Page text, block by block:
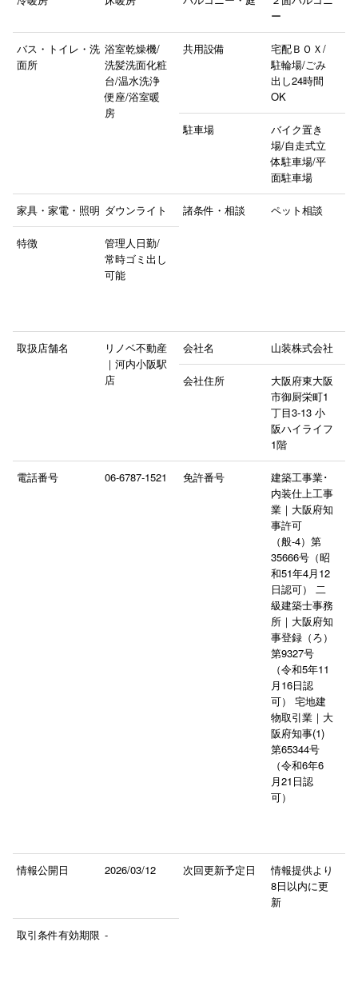
ー
バス・トイレ・洗
面所
浴室乾燥機/
洗髪洗面化粧
台/温水洗浄
便座/浴室暖
房
共用設備
宅配ＢＯＸ/
駐輪場/ごみ
出し24時間
OK
駐車場
バイク置き
場/自走式立
体駐車場/平
面駐車場
家具・家電・照明 ダウンライト 諸条件・相談 ペット相談
特徴
管理人日勤/
常時ゴミ出し
可能
取扱店舗名
リノベ不動産
｜河内小阪駅
店
会社名 山装株式会社
会社住所
大阪府東大阪
市御厨栄町1
丁目3-13 小
阪ハイライフ
1階
電話番号 06-6787-1521 免許番号
建築工事業･
内装仕上工事
業｜大阪府知
事許可
（般-4）第
35666号（昭
和51年4月12
日認可） 二
級建築士事務
所｜大阪府知
事登録（ろ）
第9327号
（令和5年11
月16日認
可） 宅地建
物取引業｜大
阪府知事(1)
第65344号
（令和6年6
月21日認
可）
情報公開日 2026/03/12 次回更新予定日
情報提供より
8日以内に更
新
取引条件有効期限 -